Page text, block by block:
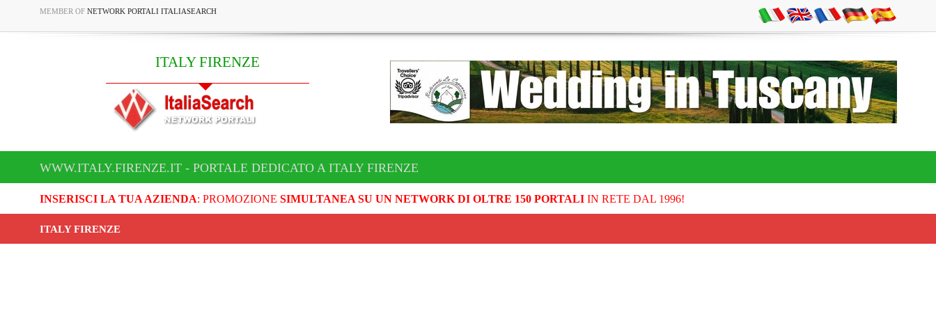
MEMBER OF NETWORK PORTALI ITALIASEARCH
ITALY FIRENZE
WWW.ITALY.FIRENZE.IT - PORTALE DEDICATO A ITALY FIRENZE
INSERISCI LA TUA AZIENDA: PROMOZIONE SIMULTANEA SU UN NETWORK DI OLTRE 150 PORTALIIN RETE DAL 1996!
ITALY FIRENZE